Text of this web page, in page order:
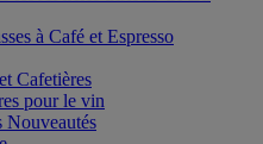
à Café et Espresso
Cafetières
pour le vin
Nouveautés